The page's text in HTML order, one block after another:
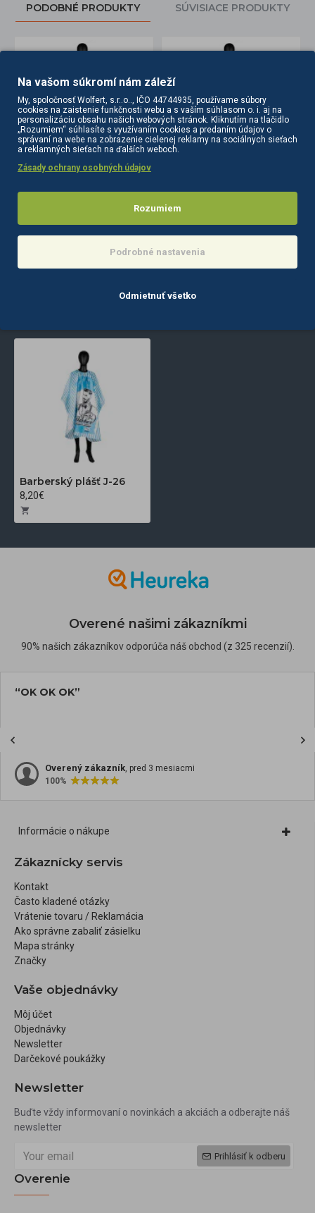
PODOBNÉ PRODUKTY SÚVISIACE PRODUKTY
10,70€
NAJČASTEJŠIE
Barberský plášť J-26
8,20€
Overené našimi zákazníkmi
90% našich zákazníkov odporúča náš obchod (z 325 recenzií).
“OK OK OK”
Overený zákazník, pred 3 mesiacmi
100%
Informácie o nákupe
Zákaznícky servis
Kontakt
Často kladené otázky
Vrátenie tovaru / Reklamácia
Ako správne zabaliť zásielku
Mapa stránky
Značky
Vaše objednávky
Môj účet
Objednávky
Newsletter
Darčekové poukážky
Newsletter
Buďte vždy informovaní o novinkách a akciách a odberajte náš
newsletter
Prihlásiť k odberu
Overenie
Na vašom súkromí nám záleží
My, spoločnosť Wolfert, s.r..o.., IČO 44744935, používame súbory
cookies na zaistenie funkčnosti webu a s vaším súhlasom o. i. aj na
personalizáciu obsahu našich webových stránok. Kliknutím na tlačidlo
„Rozumiem“ súhlasíte s využívaním cookies a predaním údajov o
správaní na webe na zobrazenie cielenej reklamy na sociálnych sieťach
a reklamných sieťach na ďalších weboch.
Zásady ochrany osobných údajov
Rozumiem
Podrobné nastavenia
Odmietnuť všetko